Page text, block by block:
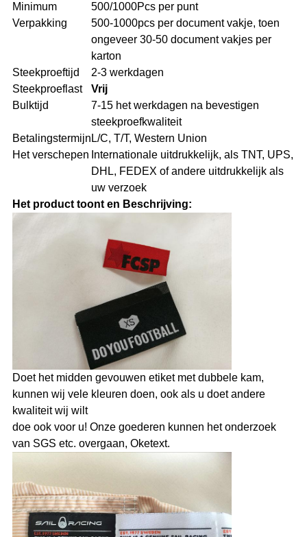
Minimum
500/1000Pcs per punt
Verpakking
500-1000pcs per document vakje, toen
ongeveer 30-50 document vakjes per
karton
Steekproeftijd
2-3 werkdagen
Steekproeflast
Vrij
Bulktijd
7-15 het werkdagen na bevestigen
steekproefkwaliteit
BetalingstermijnL/C, T/T, Western Union
Het verschepen Internationale uitdrukkelijk, als TNT, UPS,
DHL, FEDEX of andere uitdrukkelijk als
uw verzoek
Het product toont en Beschrijving:
Doet het midden gevouwen etiket met dubbele kam,
kunnen wij vele kleuren doen, ook als u doet andere
kwaliteit wij wilt
doe ook voor u! Onze goederen kunnen het onderzoek
van SGS etc. overgaan, Oketext.